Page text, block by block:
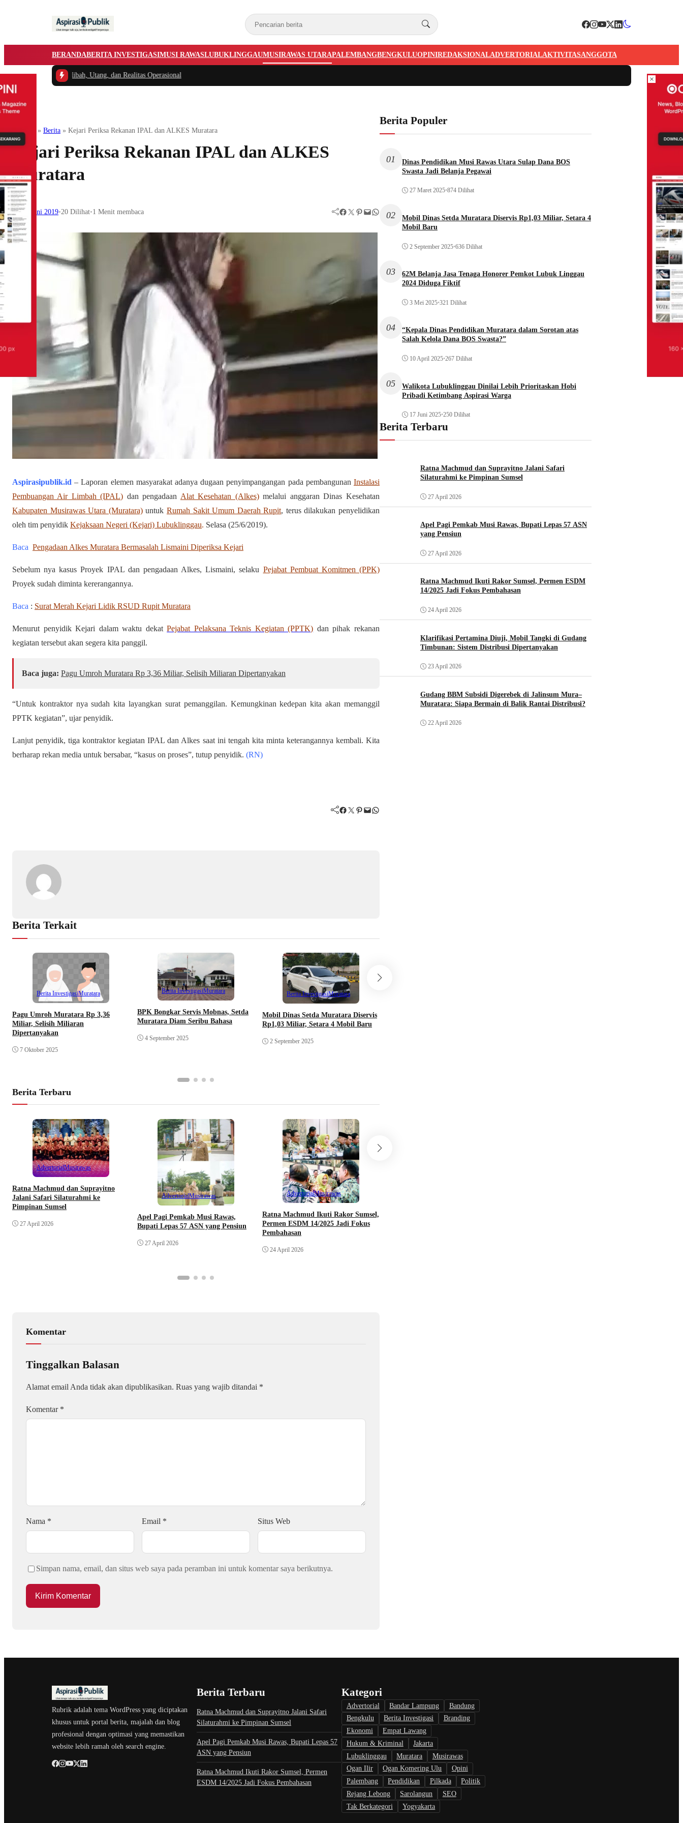
BERANDABERITA INVESTIGASIMUSI RAWASLUBUKLINGGAUMUSIRAWAS UTARAPALEMBANGBENGKULUOPINIREDAKSIONALADVERTORIALAKTIVITASANGGOTA
Dana Hibah, Utang, dan Realitas Operasional
Beranda » Berita » Kejari Periksa Rekanan IPAL dan ALKES Muratara
Kejari Periksa Rekanan IPAL dan ALKES
Muratara
25 Juni 2019•20 Dilihat•1 Menit membaca Facebook Twitter Pinterest Mail WhatsApp
Aspirasipublik.id – Laporan elemen masyarakat adanya dugaan penyimpangangan pada pembangunan Instalasi
Pembuangan Air Limbah (IPAL) dan pengadaan Alat Kesehatan (Alkes) melalui anggaran Dinas Kesehatan
Kabupaten Musirawas Utara (Muratara)untuk Rumah Sakit Umum Daerah Rupit, terus dilakukan penyelidikan
oleh tim penyidik Kejaksaan Negeri (Kejari) Lubuklinggau. Selasa (25/6/2019).
Baca Pengadaan Alkes Muratara Bermasalah Lismaini Diperiksa Kejari
Sebelum nya kasus Proyek IPAL dan pengadaan Alkes, Lismaini, selaku Pejabat Pembuat Komitmen (PPK)
Proyek sudah diminta kererangannya.
Baca : Surat Merah Kejari Lidik RSUD Rupit Muratara
Menurut penyidik Kejari dalam waktu dekatPejabat Pelaksana Teknis Kegiatan (PPTK) dan pihak rekanan
kegiatan tersebut akan segera kita panggil.
Baca juga: Pagu Umroh Muratara Rp 3,36 Miliar, Selisih Miliaran Dipertanyakan
“Untuk kontraktor nya sudah kita layangkan surat pemanggilan. Kemungkinan kedepan kita akan memanggil
PPTK kegiatan”, ujar penyidik.
Lanjut penyidik, tiga kontraktor kegiatan IPAL dan Alkes saat ini tengah kita minta keterangannya kembali. Kita
berharap rekan media untuk bersabar, “kasus on proses”, tutup penyidik. (RN)
Facebook Twitter Pinterest Mail WhatsApp
Berita Terkait
Berita InvestigasiMuratara
Pagu Umroh Muratara Rp 3,36
Miliar, Selisih Miliaran
Dipertanyakan
7 Oktober 2025
Berita InvestigasiMuratara
BPK Bongkar Servis Mobnas, Setda
Muratara Diam Seribu Bahasa
4 September 2025
Berita InvestigasiMuratara
Mobil Dinas Setda Muratara Diservis
Rp1,03 Miliar, Setara 4 Mobil Baru
2 September 2025
Berita Terbaru
AdvertorialMusirawas
Ratna Machmud dan Suprayitno
Jalani Safari Silaturahmi ke
Pimpinan Sumsel
27 April 2026
AdvertorialMusirawas
Apel Pagi Pemkab Musi Rawas,
Bupati Lepas 57 ASN yang Pensiun
27 April 2026
AdvertorialMusirawas
Ratna Machmud Ikuti Rakor Sumsel,
Permen ESDM 14/2025 Jadi Fokus
Pembahasan
24 April 2026
Komentar
Tinggalkan Balasan
Alamat email Anda tidak akan dipublikasikan. Ruas yang wajib ditandai *
Komentar *
Nama * Email * Situs Web
Simpan nama, email, dan situs web saya pada peramban ini untuk komentar saya berikutnya.
Berita Populer
01
Dinas Pendidikan Musi Rawas Utara Sulap Dana BOS
Swasta Jadi Belanja Pegawai
27 Maret 2025•874 Dilihat
02
Mobil Dinas Setda Muratara Diservis Rp1,03 Miliar, Setara 4
Mobil Baru
2 September 2025•636 Dilihat
03
62M Belanja Jasa Tenaga Honorer Pemkot Lubuk Linggau
2024 Diduga Fiktif
3 Mei 2025•321 Dilihat
04
“Kepala Dinas Pendidikan Muratara dalam Sorotan atas
Salah Kelola Dana BOS Swasta?”
10 April 2025•267 Dilihat
05
Walikota Lubuklinggau Dinilai Lebih Prioritaskan Hobi
Pribadi Ketimbang Aspirasi Warga
17 Juni 2025•250 Dilihat
Berita Terbaru
Ratna Machmud dan Suprayitno Jalani Safari
Silaturahmi ke Pimpinan Sumsel
27 April 2026
Apel Pagi Pemkab Musi Rawas, Bupati Lepas 57 ASN
yang Pensiun
27 April 2026
Ratna Machmud Ikuti Rakor Sumsel, Permen ESDM
14/2025 Jadi Fokus Pembahasan
24 April 2026
Klarifikasi Pertamina Diuji, Mobil Tangki di Gudang
Timbunan: Sistem Distribusi Dipertanyakan
23 April 2026
Gudang BBM Subsidi Digerebek di Jalinsum Mura–
Muratara: Siapa Bermain di Balik Rantai Distribusi?
22 April 2026
Rubrik adalah tema WordPress yang diciptakan
khusus untuk portal berita, majalah dan blog
profesional dengan optimasi yang memastikan
website lebih ramah oleh search engine.
Berita Terbaru
Ratna Machmud dan Suprayitno Jalani Safari
Silaturahmi ke Pimpinan Sumsel
Apel Pagi Pemkab Musi Rawas, Bupati Lepas 57
ASN yang Pensiun
Ratna Machmud Ikuti Rakor Sumsel, Permen
ESDM 14/2025 Jadi Fokus Pembahasan
Kategori
Advertorial Bandar Lampung
Bandung
Bengkulu
Berita Investigasi
Branding
Ekonomi
Empat Lawang
Hukum & Kriminal
Jakarta
Lubuklinggau
Muratara
Musirawas
Ogan Ilir
Ogan Komering Ulu
Opini
Palembang
Pendidikan Pilkada
Politik
Rejang Lebong
Sarolangun
SEO
Tak Berkategori
Yogyakarta
×